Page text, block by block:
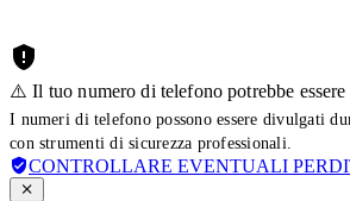
⚠️ Il tuo numero di telefono potrebbe essere
I numeri di telefono possono essere divulgati
con strumenti di sicurezza professionali.
CONTROLLARE EVENTUALI